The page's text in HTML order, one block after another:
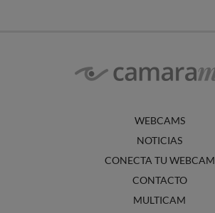
WEBCAMS
NOTICIAS
CONECTA TU WEBCAM
CONTACTO
MULTICAM